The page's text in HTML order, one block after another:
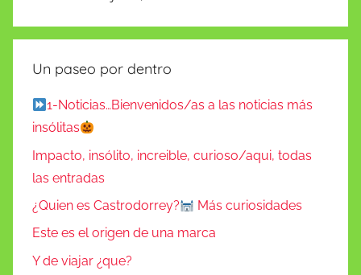
Un paseo por dentro
1-Noticias…Bienvenidos/as a las noticias más
insólitas
Impacto, insólito, increible, curioso/aqui, todas
las entradas
¿Quien es Castrodorrey?
Más curiosidades
Este es el origen de una marca
Y de viajar ¿que?